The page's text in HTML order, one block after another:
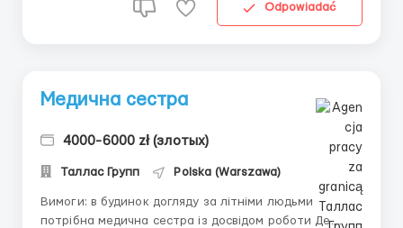
Odpowiadać
Медична сестра
4000-6000 zł (злотых)
Таллас Групп Polska (Warszawa)
Вимоги: в будинок догляду за літніми людьми
потрібна медична сестра із досвідом роботи Де